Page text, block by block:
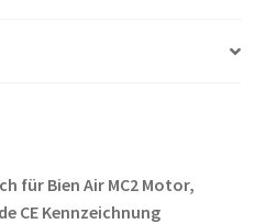
für Bien Air MC2 Motor,
CE Kennzeichnung